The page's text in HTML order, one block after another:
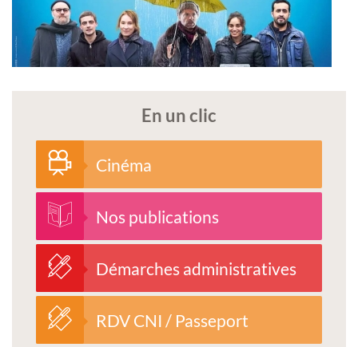
En un clic
Cinéma
Nos publications
Démarches administratives
RDV CNI / Passeport